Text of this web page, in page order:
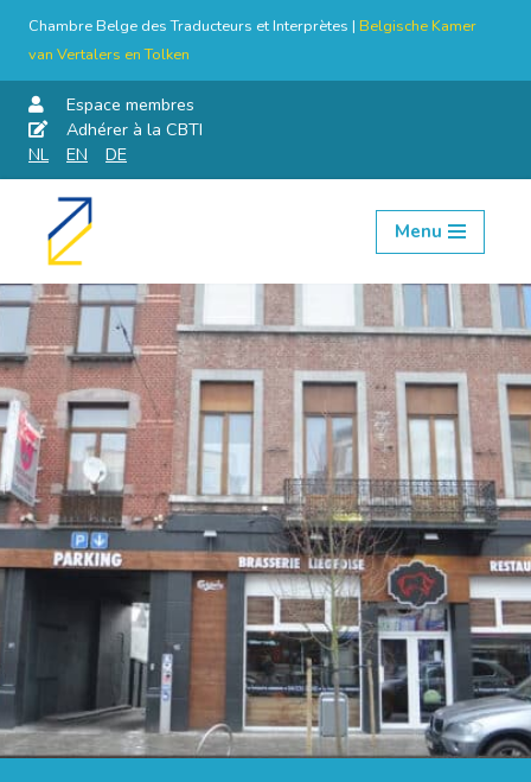
Chambre Belge des Traducteurs et Interprètes | Belgische Kamer
van Vertalers en Tolken
Espace membres
Adhérer à la CBTI
NL
EN DE
Aller
contenu
Menu